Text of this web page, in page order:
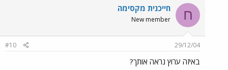
ח חייכנית מקסימה
New member
29/12/04
#10
באיזה ערוץ נראה אותך?